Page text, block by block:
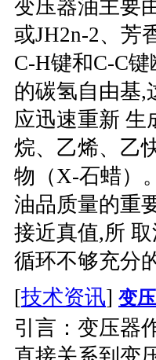
变压器油主要
或JH2n-2、芳
C-H键和C-C
的碳氢自由基,
应迅速重新 生
烷、乙烯、乙
物（X-石蜡）
油品质量的重
接近真值,所
循环不够充分
[技术资讯] 变
引言：变压器